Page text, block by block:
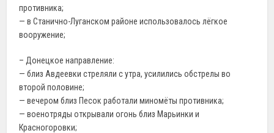
противника;
— в Станично-Луганском районе использовалось лёгкое
вооружение;
– Донецкое направление:
— близ Авдеевки стреляли с утра, усилились обстрелы во
второй половине;
— вечером близ Песок работали миномёты противника;
— военотряды открывали огонь близ Марьинки и
Красногоровки;